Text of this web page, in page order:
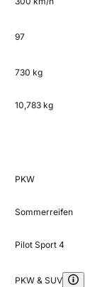
97
730 kg
10,783 kg
PKW
Sommerreifen
Pilot Sport 4
PKW & SUV